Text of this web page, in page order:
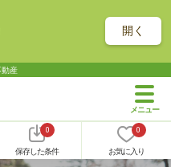
開く
動産
0
保存した条件
0
お気に入り